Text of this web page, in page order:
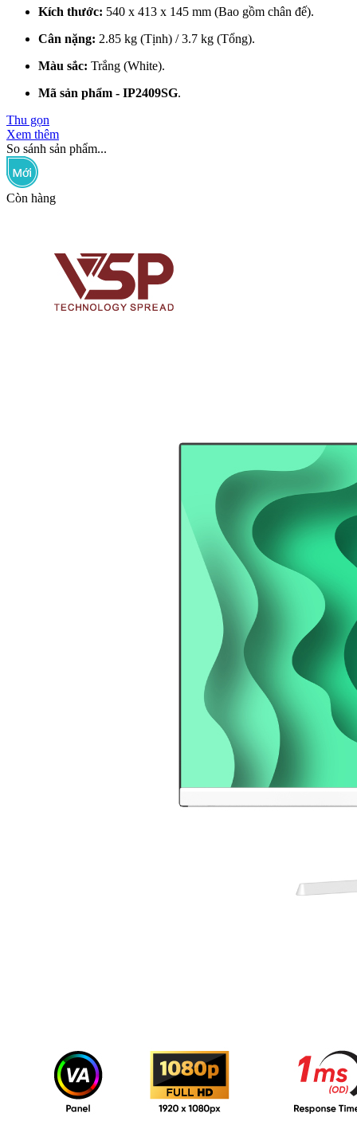
Kích thước: 540 x 413 x 145 mm (Bao gồm chân đế).
Cân nặng: 2.85 kg (Tịnh) / 3.7 kg (Tổng).
Màu sắc: Trắng (White).
Mã sản phẩm - IP2409SG.
Thu gọn
Xem thêm
So sánh sản phẩm...
Còn hàng